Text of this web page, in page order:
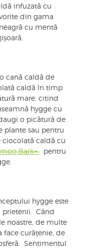
infuzată cu
din gama
cu mentă
cană caldă de
caldă în timp
mare, citind
hygge cu
o picătură de
plante sau pentru
ciocolată caldă cu
Bark+ pentru
hygge este
prietenii. Când
noastre, de multe
face curățenie, de
Sentimentul